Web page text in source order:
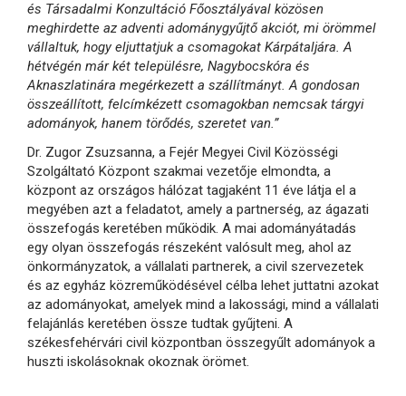
és Társadalmi Konzultáció Főosztályával közösen
meghirdette az adventi adománygyűjtő akciót, mi örömmel
vállaltuk, hogy eljuttatjuk a csomagokat Kárpátaljára. A
hétvégén már két településre, Nagybocskóra és
Aknaszlatinára megérkezett a szállítmányt. A gondosan
összeállított, felcímkézett csomagokban nemcsak tárgyi
adományok, hanem törődés, szeretet van.”
Dr. Zugor Zsuzsanna, a Fejér Megyei Civil Közösségi
Szolgáltató Központ szakmai vezetője elmondta, a
központ az országos hálózat tagjaként 11 éve látja el a
megyében azt a feladatot, amely a partnerség, az ágazati
összefogás keretében működik. A mai adományátadás
egy olyan összefogás részeként valósult meg, ahol az
önkormányzatok, a vállalati partnerek, a civil szervezetek
és az egyház közreműködésével célba lehet juttatni azokat
az adományokat, amelyek mind a lakossági, mind a vállalati
felajánlás keretében össze tudtak gyűjteni. A
székesfehérvári civil központban összegyűlt adományok a
huszti iskolásoknak okoznak örömet.